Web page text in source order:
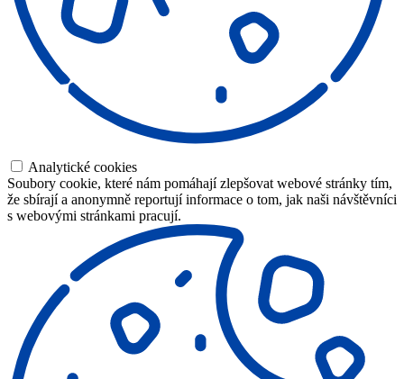
Analytické cookies
Soubory cookie, které nám pomáhají zlepšovat webové stránky tím,
že sbírají a anonymně reportují informace o tom, jak naši návštěvníci
s webovými stránkami pracují.